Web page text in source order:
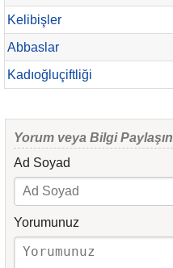
Kelibişler
Abbaslar
Kadıoğluçiftliği
Yorum veya Bilgi Paylaşın
Ad Soyad
Yorumunuz